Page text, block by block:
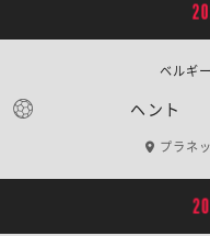
ヘント
ベル
プラネ